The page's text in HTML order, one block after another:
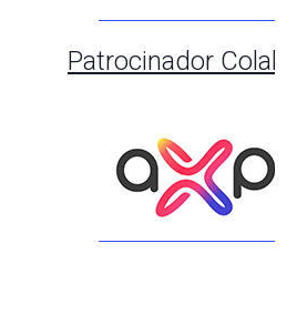
Patrocinador